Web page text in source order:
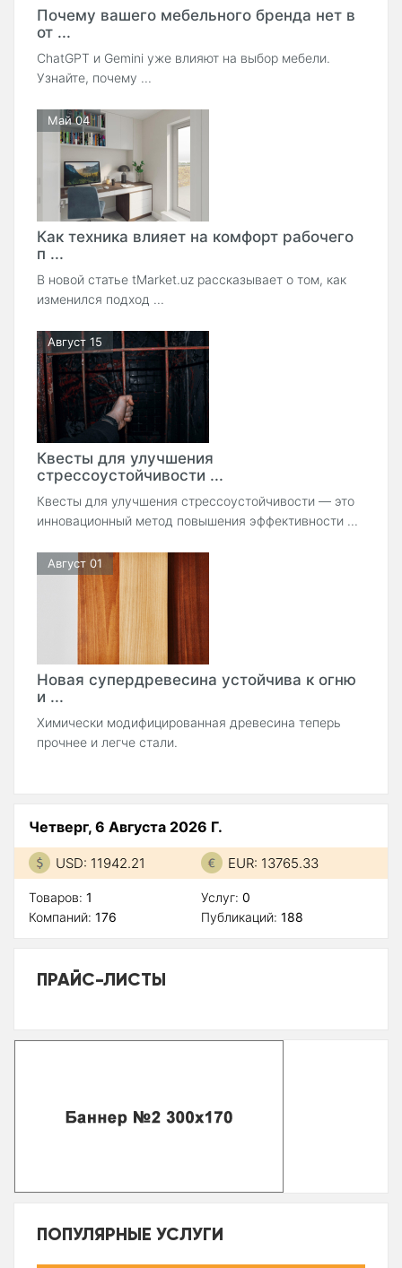
Почему вашего мебельного бренда нет в
от ...
ChatGPT и Gemini уже влияют на выбор мебели.
Узнайте, почему ...
Май 04
Как техника влияет на комфорт рабочего
п ...
В новой статье tMarket.uz рассказывает о том, как
изменился подход ...
Август 15
Квесты для улучшения
стрессоустойчивости ...
Квесты для улучшения стрессоустойчивости — это
инновационный метод повышения эффективности ...
Август 01
Новая супердревесина устойчива к огню
и ...
Химически модифицированная древесина теперь
прочнее и легче стали.
Четверг, 6 Августа 2026 Г.
USD: 11942.21 EUR: 13765.33
Товаров: 1
Компаний: 176
Услуг: 0
Публикаций: 188
ПРАЙС-ЛИСТЫ
ПОПУЛЯРНЫЕ УСЛУГИ